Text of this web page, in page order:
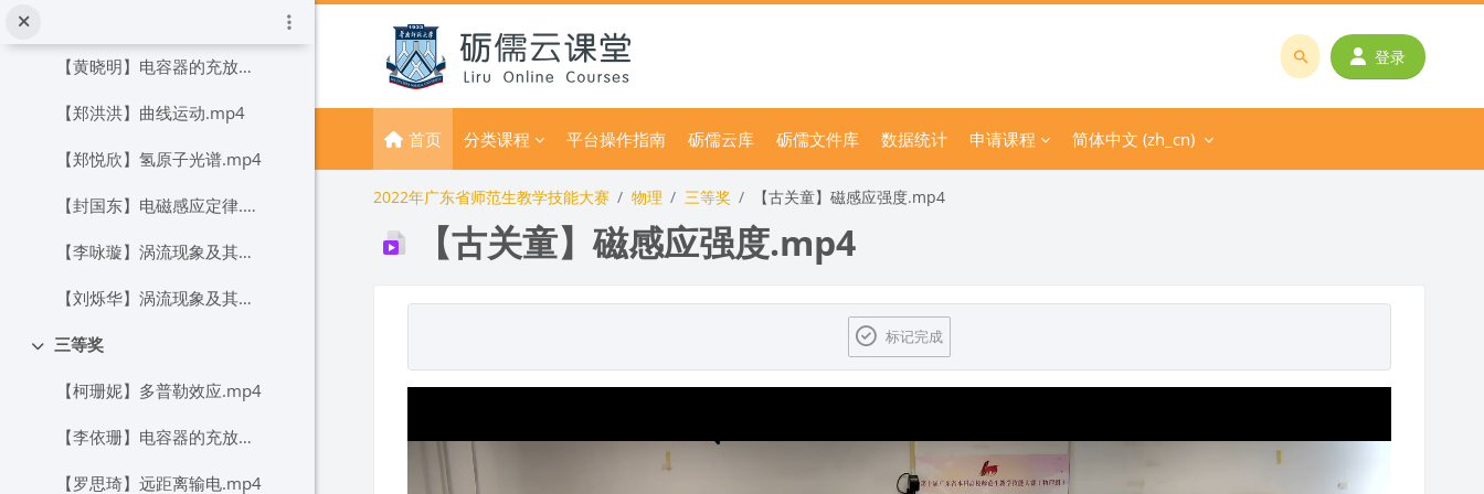
跳到主要内容
折叠
【黄晓明】电容器的充放电.mp4
【郑洪洪】曲线运动.mp4
【郑悦欣】氢原子光谱.mp4
【封国东】电磁感应定律.mp4
【李咏璇】涡流现象及其应用.mp4
【刘烁华】涡流现象及其应用.mp4
折叠
三等奖
【柯珊妮】多普勒效应.mp4
【李依珊】电容器的充放电过程.mp4
【罗思琦】远距离输电.mp4
搜
登录
首页 分类课程 平台操作指南 砺儒云库 砺儒文件库 数据统计 申请课程 简体中文 ‎(zh_cn)‎
2022年广东省师范生教学技能大赛 物理 三等奖 【古关童】磁感应强度.mp4
【古关童】磁感应强度.mp4
标记完成